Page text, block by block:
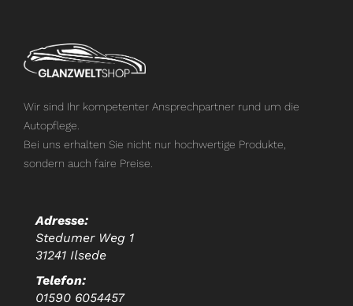
Wir sind Ihr kompetenter Ansprechpartner rund um die
Autopflege.
Bei uns erhalten Sie nicht nur hochwertige Produkte,
sondern auch faire Preise.
Adresse:
Stedumer Weg 1
31241 Ilsede
Telefon:
01590 6054457